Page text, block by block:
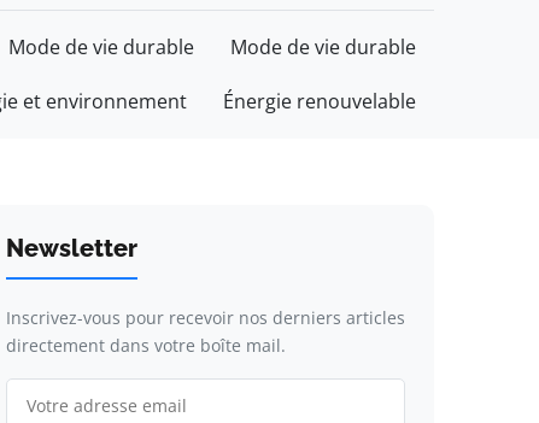
Mode de vie durable Mode de vie durable
et environnement Énergie renouvelable
Newsletter
Inscrivez-vous pour recevoir nos derniers articles
directement dans votre boîte mail.